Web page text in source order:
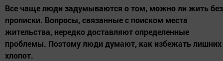
Все чаще люди задумываются о том, можно ли жить без
прописки. Вопросы, связанные с поиском места
жительства, нередко доставляют определенные
проблемы. Поэтому люди думают, как избежать лишних
хлопот.